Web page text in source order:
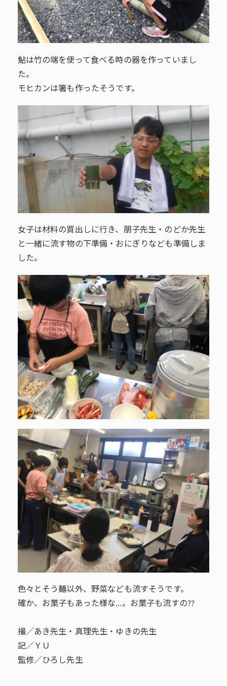
鮎は竹の端を使って食べる時の器を作っていまし
た。
モヒカンは箸も作ったそうです。
女子は材料の買出しに行き、朋子先生・のどか先生
と一緒に流す物の下準備・おにぎりなども準備しま
した。
色々とそう麺以外、野菜なども流すそうです。
確か、お菓子もあった様な…。お菓子も流すの??
撮／あき先生・真理先生・ゆきの先生
記／ＹＵ
監修／ひろし先生